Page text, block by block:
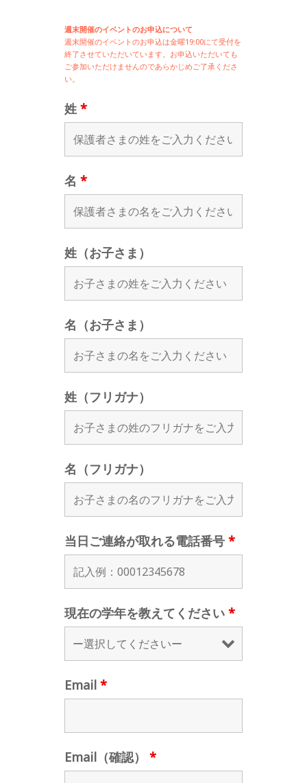
週末開催のイベントのお申込について
週末開催のイベントのお申込は金曜19:00にて受付を
終了させていただいています。お申込いただいても
ご参加いただけませんのであらかじめご了承くださ
い。
姓 *
名 *
姓（お子さま）
名（お子さま）
姓（フリガナ）
名（フリガナ）
当日ご連絡が取れる電話番号 *
現在の学年を教えてください *
Email *
Email（確認） *